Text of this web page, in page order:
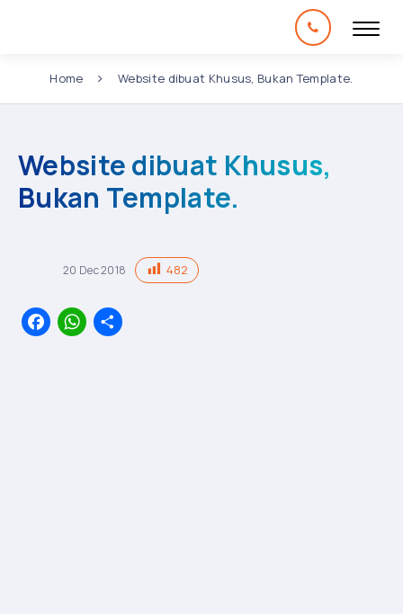
Home Website dibuat Khusus, Bukan Template.
Website dibuat Khusus,
Bukan Template.
20 Dec2018 482
Facebook
WhatsApp